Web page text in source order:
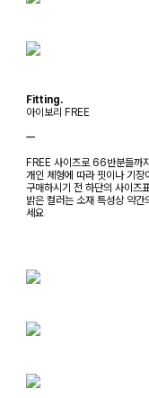
Fitting.
아이보리 FREE
ㅡ
FREE 사이즈로 66반분들까
개인 체형에 따라 핏이나 기장
구매하시기 전 하단의 사이즈
밝은 컬러는 소재 특성상 약
세요